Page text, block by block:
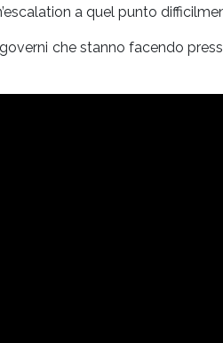
a quel punto
che stanno facendo